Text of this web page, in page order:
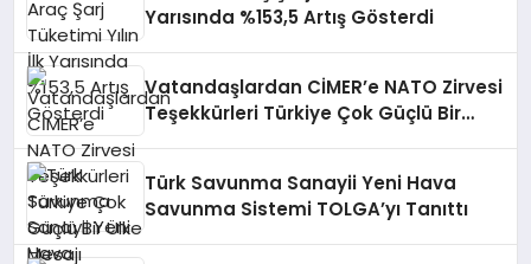
Yarısında %153,5 Artış Gösterdi
Vatandaşlardan CİMER’e NATO Zirvesi
Teşekkürleri Türkiye Çok Güçlü Bir
Türk Savunma Sanayii Yeni Hava
Savunma Sistemi TOLGA’yı Tanıttı